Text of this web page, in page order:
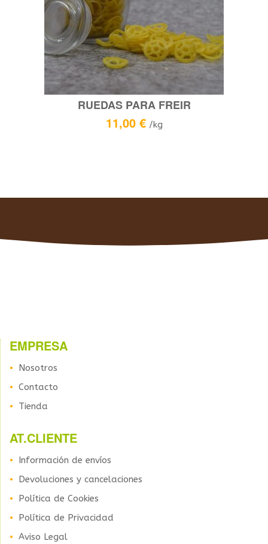
RUEDAS PARA FREIR
11,00 €/kg
EMPRESA
Nosotros
Contacto
Tienda
AT.CLIENTE
Información de envíos
Devoluciones y cancelaciones
Política de Cookies
Política de Privacidad
Aviso Legal